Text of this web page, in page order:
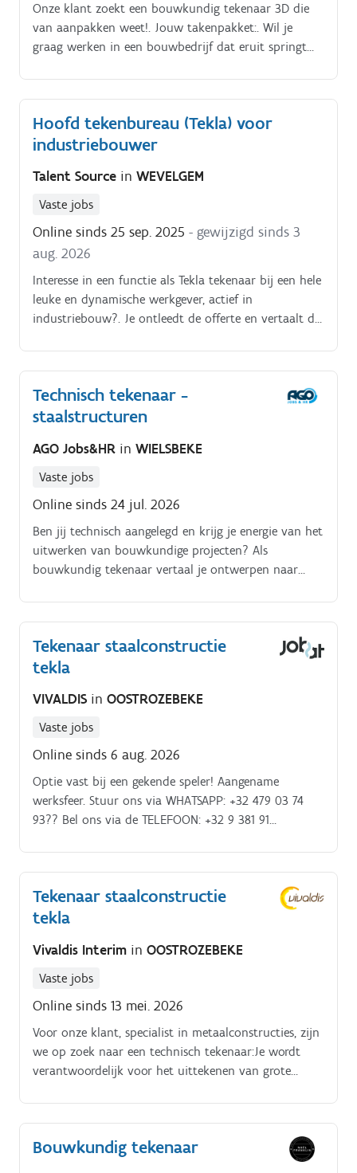
Onze klant zoekt een bouwkundig tekenaar 3D die
van aanpakken weet!. Jouw takenpakket:. Wil je
graag werken in een bouwbedrijf dat eruit springt
en realisaties van topkwaliteit? Reageer dan snel!.
Hoofd tekenbureau (Tekla) voor
industriebouwer
Talent Source in WEVELGEM
Vaste jobs
Online sinds 25 sep. 2025 - gewijzigd sinds 3
aug. 2026
Interesse in een functie als Tekla tekenaar bij een hele
leuke en dynamische werkgever, actief in
industriebouw?. Je ontleedt de offerte en vertaalt die
wapening, voorspanning,.) moeten vertaald worden
in de tekening Je werkt bouwknopen en technische
details uit voor de werfleider Je bent het
termijn een schets wensen zodat alles verstaanbaar is
op de werf.
Technisch tekenaar -
staalstructuren
AGO Jobs&HR in WIELSBEKE
Vaste jobs
Online sinds 24 jul. 2026
Ben jij technisch aangelegd en krijg je energie van het
uitwerken van bouwkundige projecten? Als
bouwkundig tekenaar vertaal je ontwerpen naar
productietekeningen. Je werkt mee aan uiteenlopende
staalconstructies en bouwprojecten en denkt actief
mee over technische oplossingen Wat ga je doen?. Je
bouwt 3D-modellen op van funderingen,
modellen genereer je de nodige plannen en
productietekeningen voor staal-, wand- en
stabiliteitsingenieurs en collega-tekenaars Je denkt
mee over technisch haalbare en efficiënte oplossingen
Je plaatst bestellingen voor de nodige materialen en
onderdelen binnen jouw projecten Je volgt jouw
uitvoering
Tekenaar staalconstructie
tekla
VIVALDIS in OOSTROZEBEKE
Vaste jobs
Online sinds 6 aug. 2026
Optie vast bij een gekende speler! Aangename
werksfeer. Stuur ons via WHATSAPP: +32 479 03 74
93?? Bel ons via de TELEFOON: +32 9 381 91
Tekenaar staalconstructie
tekla
Vivaldis Interim in OOSTROZEBEKE
Vaste jobs
Online sinds 13 mei. 2026
Voor onze klant, specialist in metaalconstructies, zijn
we op zoek naar een technisch tekenaar:Je wordt
verantwoordelijk voor het uittekenen van grote
springt bij op andere afdelingen indien nodig. Je
tekent in TEKLA, hiervoor krijg je een opleiding indien
nodig Heb jij interesse in deze vacature en wil je zo
Bouwkundig tekenaar